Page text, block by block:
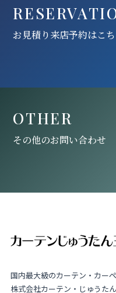
お見積り来店予約はこ
OTHER
その他のお問い合わせ
国内最大級のカーテン・カー
株式会社カーテン・じゅうた